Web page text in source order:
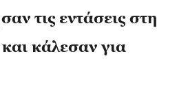
τις εντάσεις στη
κάλεσαν για